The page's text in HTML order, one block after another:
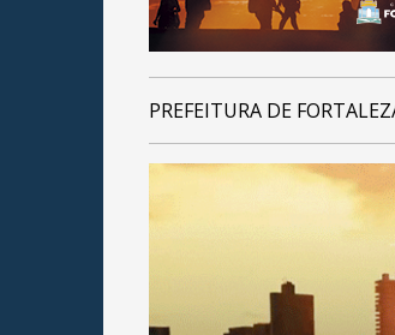
PREFEITURA DE